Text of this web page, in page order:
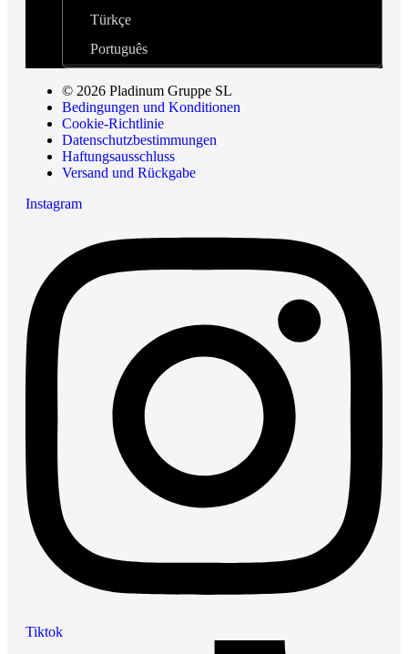
Türkçe
Português
© 2026 Pladinum Gruppe SL
Bedingungen und Konditionen
Cookie-Richtlinie
Datenschutzbestimmungen
Haftungsausschluss
Versand und Rückgabe
Instagram
Tiktok